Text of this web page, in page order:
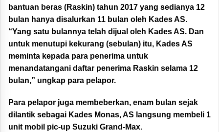
bantuan beras (Raskin) tahun 2017 yang sedianya 12
bulan hanya disalurkan 11 bulan oleh Kades AS.
“Yang satu bulannya telah dijual oleh Kades AS. Dan
untuk menutupi kekurang (sebulan) itu, Kades AS
meminta kepada para penerima untuk
menandatangani daftar penerima Raskin selama 12
bulan,” ungkap para pelapor.
Para pelapor juga membeberkan, enam bulan sejak
dilantik sebagai Kades Monas, AS langsung membeli 1
unit mobil pic-up Suzuki Grand-Max.